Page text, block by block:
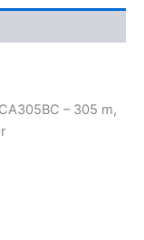
– 305 m,